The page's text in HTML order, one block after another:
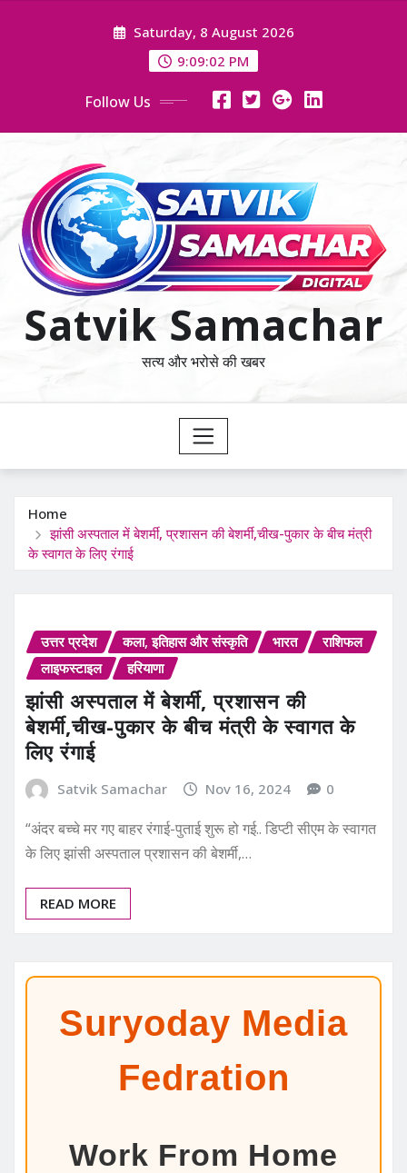
Saturday, 8 August 2026
9:09:03 PM
Follow Us
Satvik Samachar
सत्य और भरोसे की खबर
Home
झांसी अस्पताल में बेशर्मी, प्रशासन की बेशर्मी,चीख-पुकार के बीच मंत्री
के स्वागत के लिए रंगाई
उत्तर प्रदेश कला, इतिहास और संस्कृति भारत
राशिफल
लाइफस्टाइल
हरियाणा
झांसी अस्पताल में बेशर्मी, प्रशासन की
बेशर्मी,चीख-पुकार के बीच मंत्री के स्वागत के
लिए रंगाई
Satvik Samachar Nov 16, 2024 0
“अंदर बच्चे मर गए बाहर रंगाई-पुताई शुरू हो गई.. डिप्टी सीएम के स्वागत
के लिए झांसी अस्पताल प्रशासन की बेशर्मी,…
READ MORE
Suryoday Media
Fedration
Work From Home